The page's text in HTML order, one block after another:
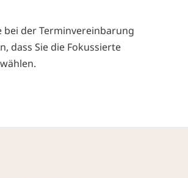
bei der Terminvereinbarung
dass Sie die Fokussierte